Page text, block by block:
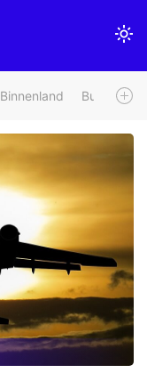
Binnenland Buitenland